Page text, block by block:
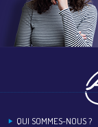
QUI SOMMES-NOUS ?